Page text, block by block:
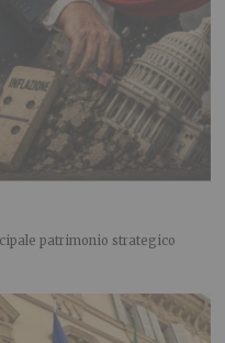
patrimonio strategico